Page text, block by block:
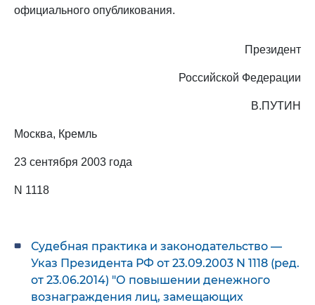
официального опубликования.
Президент
Российской Федерации
В.ПУТИН
Москва, Кремль
23 сентября 2003 года
N 1118
Судебная практика и законодательство —
Указ Президента РФ от 23.09.2003 N 1118 (ред.
от 23.06.2014) "О повышении денежного
вознаграждения лиц, замещающих